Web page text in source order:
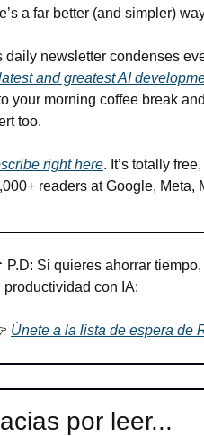
a far better (and simpler)
daily newsletter condenses
and greatest AI
your morning coffee break
too.
right here. It’s totally
readers at Google, Meta,
P.D: Si quieres ahorrar
productividad con IA:
Únete a la lista de espera de
por leer...